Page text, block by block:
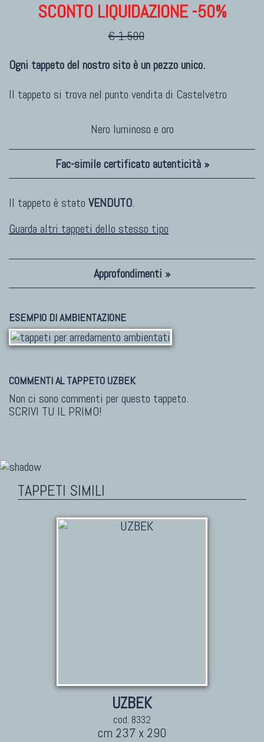
SCONTO LIQUIDAZIONE -50%
€ 1.500
Ogni tappeto del nostro sito è un pezzo unico.
Il tappeto si trova nel punto vendita di Castelvetro
Nero luminoso e oro
Fac-simile certificato autenticità »
Il tappeto è stato VENDUTO.
Guarda altri tappeti dello stesso tipo
Approfondimenti »
ESEMPIO DI AMBIENTAZIONE
COMMENTI AL TAPPETO UZBEK
Non ci sono commenti per questo tappeto.
SCRIVI TU IL PRIMO!
TAPPETI SIMILI
UZBEK
cod. 8332
cm 237 x 290